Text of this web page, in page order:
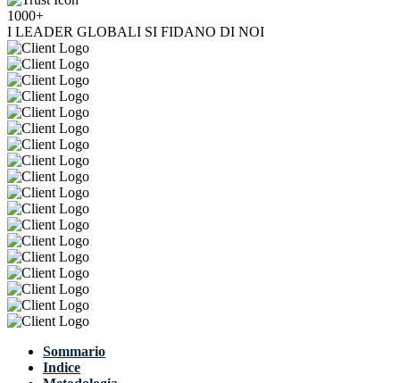
1000+
I LEADER GLOBALI SI FIDANO DI NOI
Sommario
Indice